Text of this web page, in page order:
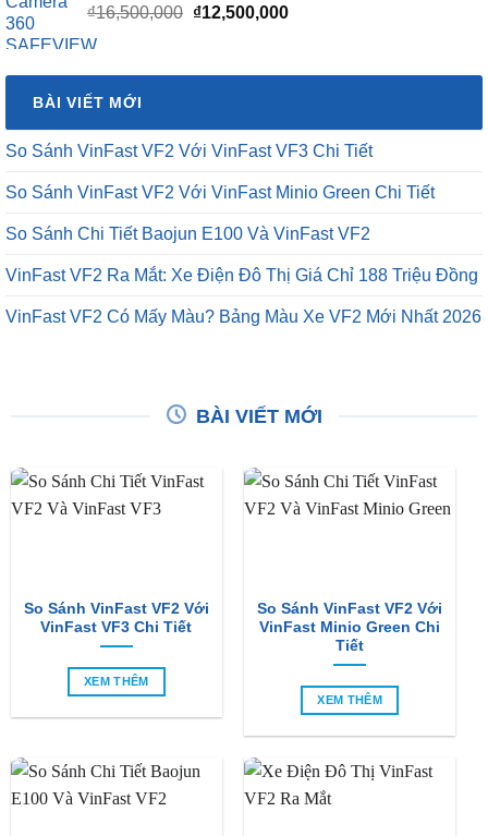
₫16,500,000 Giá
₫16,500,000.
₫12,500,000Giá
là:
BÀI VIẾT MỚI
So Sánh VinFast VF2 Với VinFast VF3 Chi Tiết
So Sánh VinFast VF2 Với VinFast Minio Green Chi Tiết
So Sánh Chi Tiết Baojun E100 Và VinFast VF2
VinFast VF2 Ra Mắt: Xe Điện Đô Thị Giá Chỉ 188 Triệu Đồng
VinFast VF2 Có Mấy Màu? Bảng Màu Xe VF2 Mới Nhất 2026
BÀI VIẾT MỚI
So Sánh VinFast VF2 Với
VinFast VF3 Chi Tiết
XEM THÊM
So Sánh VinFast VF2 Với
VinFast Minio Green Chi
Tiết
XEM THÊM